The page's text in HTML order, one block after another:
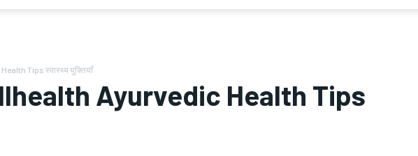
Tips स्वास्थ्य युक्तियाँ
Ayurvedic Health Tips